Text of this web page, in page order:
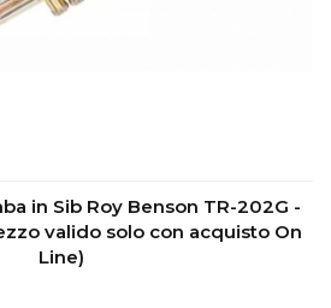
in Sib Roy Benson TR-202G -
valido solo con acquisto On
Line)